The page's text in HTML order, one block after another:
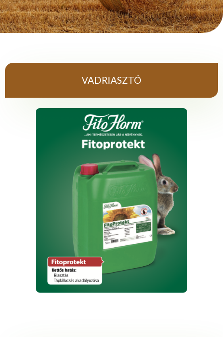
VADRIASZTÓ